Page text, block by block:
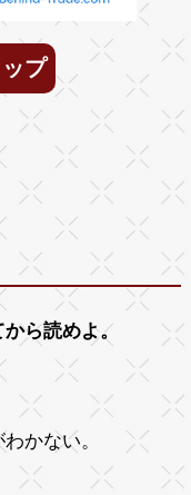
ップ
ら読めよ。
かない。